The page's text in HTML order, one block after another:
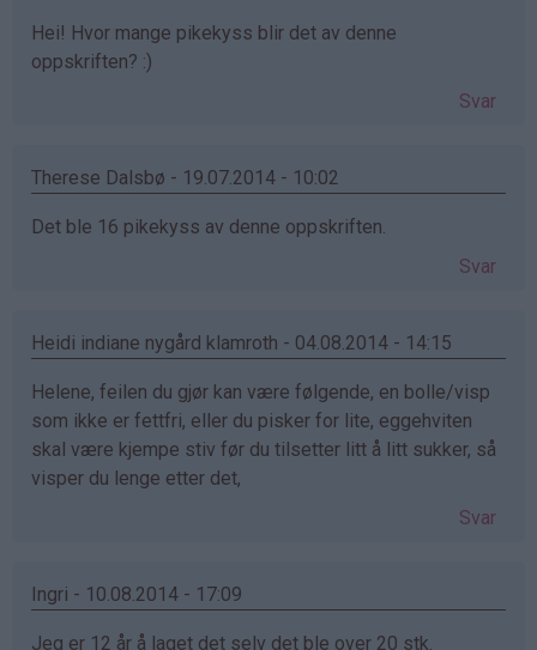
Hei! Hvor mange pikekyss blir det av denne
oppskriften? :)
Svar
Therese Dalsbø - 19.07.2014 - 10:02
Det ble 16 pikekyss av denne oppskriften.
Svar
Heidi indiane nygård klamroth - 04.08.2014 - 14:15
Helene, feilen du gjør kan være følgende, en bolle/visp
som ikke er fettfri, eller du pisker for lite, eggehviten
skal være kjempe stiv før du tilsetter litt å litt sukker, så
visper du lenge etter det,
Svar
Ingri - 10.08.2014 - 17:09
Jeg er 12 år å laget det selv det ble over 20 stk.